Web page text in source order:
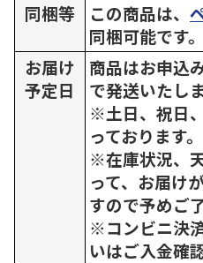
同梱等
この商品は、
同梱可能です。
お届け
予定日
商品はお申込
で発送いたしま
※土日、祝日
っております。
※在庫状況、
って、お届け
すので予めご
※コンビニ決
いはご入金確